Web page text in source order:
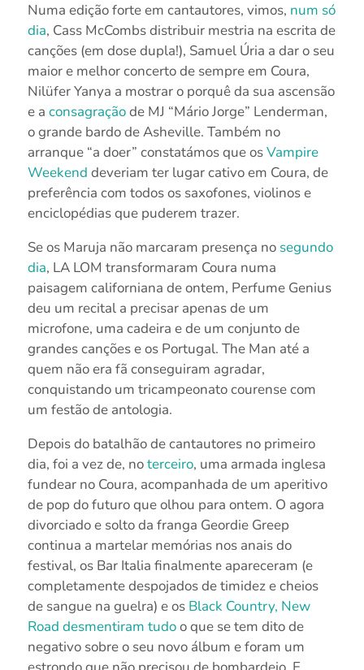
Numa edição forte em cantautores, vimos, num só
dia, Cass McCombs distribuir mestria na escrita de
canções (em dose dupla!), Samuel Úria a dar o seu
maior e melhor concerto de sempre em Coura,
Nilüfer Yanya a mostrar o porquê da sua ascensão
e a consagraçãode MJ “Mário Jorge” Lenderman,
o grande bardo de Asheville. Também no
arranque “a doer” constatámos que osVampire
Weekend deveriam ter lugar cativo em Coura, de
preferência com todos os saxofones, violinos e
enciclopédias que puderem trazer.
Se os Maruja não marcaram presença no segundo
dia, LA LOM transformaram Coura numa
paisagem californiana de ontem, Perfume Genius
deu um recital a precisar apenas de um
microfone, uma cadeira e de um conjunto de
grandes canções e os Portugal. The Man até a
quem não era fã conseguiram agradar,
conquistando um tricampeonato courense com
um festão de antologia.
Depois do batalhão de cantautores no primeiro
dia, foi a vez de, noterceiro, uma armada inglesa
fundear no Coura, acompanhada de um aperitivo
de pop do futuro que olhou para ontem. O agora
divorciado e solto da franga Geordie Greep
continua a martelar memórias nos anais do
festival, os Bar Italia finalmente apareceram (e
completamente despojados de timidez e cheios
de sangue na guelra) e os Black Country, New
Road desmentiram tudoo que se tem dito de
negativo sobre o seu novo álbum e foram um